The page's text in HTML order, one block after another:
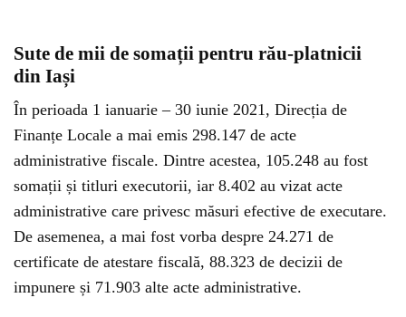
Sute de mii de somații pentru rău-platnicii
din Iași
În perioada 1 ianuarie – 30 iunie 2021, Direcția de
Finanțe Locale a mai emis 298.147 de acte
administrative fiscale. Dintre acestea, 105.248 au fost
somații și titluri executorii, iar 8.402 au vizat acte
administrative care privesc măsuri efective de executare.
De asemenea, a mai fost vorba despre 24.271 de
certificate de atestare fiscală, 88.323 de decizii de
impunere și 71.903 alte acte administrative.